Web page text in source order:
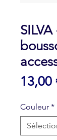
13,00
Couleur *